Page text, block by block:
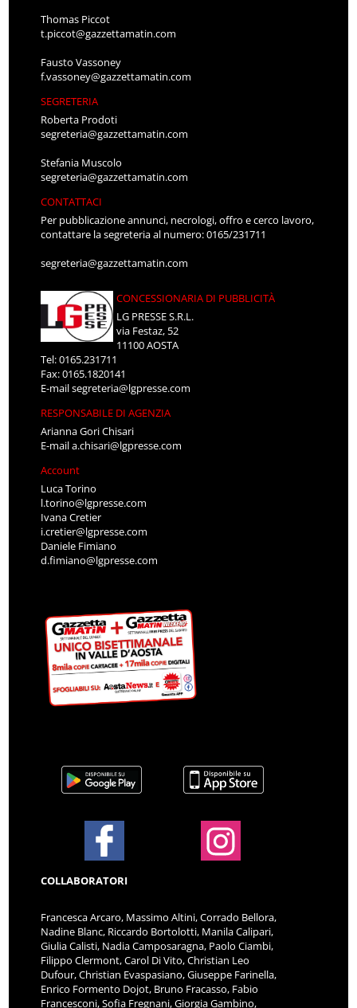
Thomas Piccot
t.piccot@gazzettamatin.com
Fausto Vassoney
f.vassoney@gazzettamatin.com
SEGRETERIA
Roberta Prodoti
segreteria@gazzettamatin.com
Stefania Muscolo
segreteria@gazzettamatin.com
CONTATTACI
Per pubblicazione annunci, necrologi, offro e cerco lavoro,
contattare la segreteria al numero: 0165/231711
segreteria@gazzettamatin.com
CONCESSIONARIA DI PUBBLICITÀ
LG PRESSE S.R.L.
via Festaz, 52
11100 AOSTA
Tel: 0165.231711
Fax: 0165.1820141
E-mailsegreteria@lgpresse.com
RESPONSABILE DI AGENZIA
Arianna Gori Chisari
E-maila.chisari@lgpresse.com
Account
Luca Torino
l.torino@lgpresse.com
Ivana Cretier
i.cretier@lgpresse.com
Daniele Fimiano
d.fimiano@lgpresse.com
COLLABORATORI
Francesca Arcaro, Massimo Altini, Corrado Bellora,
Nadine Blanc, Riccardo Bortolotti, Manila Calipari,
Giulia Calisti, Nadia Camposaragna, Paolo Ciambi,
Filippo Clermont, Carol Di Vito, Christian Leo
Dufour, Christian Evaspasiano, Giuseppe Farinella,
Enrico Formento Dojot, Bruno Fracasso, Fabio
Francesconi, Sofia Fregnani, Giorgia Gambino,